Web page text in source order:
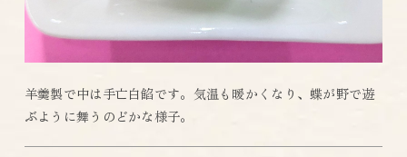
羊羹製で中は手亡白餡です。気温も暖かくなり、蝶が野で遊
ぶように舞うのどかな様子。